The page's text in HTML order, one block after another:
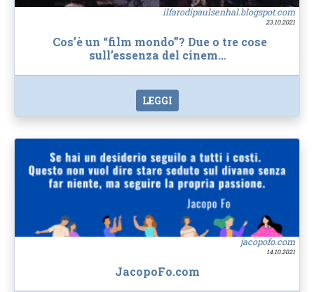
ilfarodipaulsenhal.blogspot.com
23.10.2021
Cos’è un “film mondo”? Due o tre cose
sull’essenza del cinem…
LEGGI
jacopofo.com
14.10.2021
JacopoFo.com